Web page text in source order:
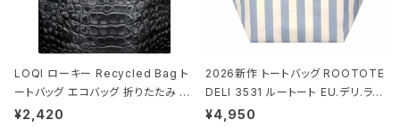
LOQI ローキー Recycled Bag ト
ートバッグ エコバッグ 折りたたみ 大
きめ 撥水加工 収納ポーチ CROCO
¥2,420
2026新作 トートバッグ ROOTOTE
DELI 3531 ルートート EU.デリ.ラミ
ネート-W サックス・ホワイト
¥4,950